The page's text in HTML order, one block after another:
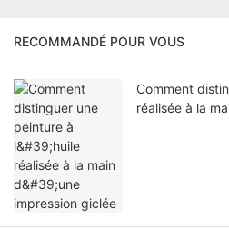
RECOMMANDÉ POUR VOUS
Comment
réalisée à la